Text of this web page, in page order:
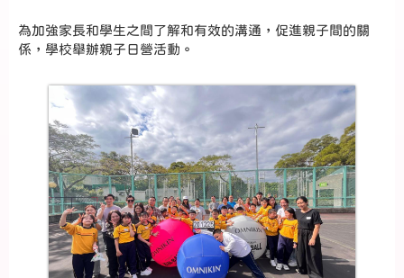
為加強家長和學生之間了解和有效的溝通，促進親子間的關
係，學校舉辦親子日營活動。